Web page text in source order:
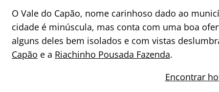
O Vale do Capão, nome carinhoso dado ao
cidade é minúscula, mas conta com uma boa
alguns deles bem isolados e com vistas
Capão e a Riachinho Pousada Fazenda.
Encontrar